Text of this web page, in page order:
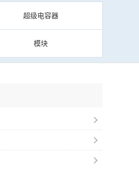
超级电容器
模块